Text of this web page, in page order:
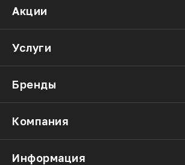
Акции
Услуги
Бренды
Компания
Информация